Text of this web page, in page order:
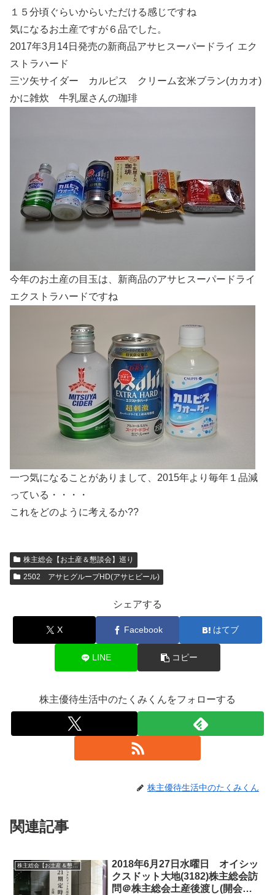
１５分頃ぐらいからいただける感じですね
気になるお土産ですが６品でした。
2017年3月14日発売の新商品アサヒスーパードライ エク
ストラハード
三ツ矢サイダー カルピス クリーム玄米ブラン(カカオ)
かに雑炊 牛乳屋さんの珈琲
今年のお土産の目玉は、新商品のアサヒスーパードライ
エクストラハードですね
一つ気になることがありまして、2015年より毎年１品減
っている・・・・
これをどのように考えるか??
株主総会【お土産＆懇談会】巡り
2502 アサヒグループHD(アサヒビール)
シェアする
X Facebook はてブ
LINE コピー
株主優待生活中のたくみくんをフォローする
株主優待生活中のたくみくん
関連記事
株主総会【お土産＆懇談会】巡り
2018年6月27日水曜日 オイシッ
クスドット大地(3182)株主総会訪
問＠株主総会土産後渡し(開会前